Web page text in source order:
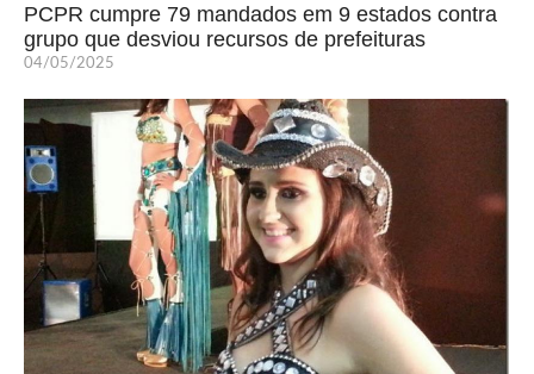
PCPR cumpre 79 mandados em 9 estados contra
grupo que desviou recursos de prefeituras
04/05/2025